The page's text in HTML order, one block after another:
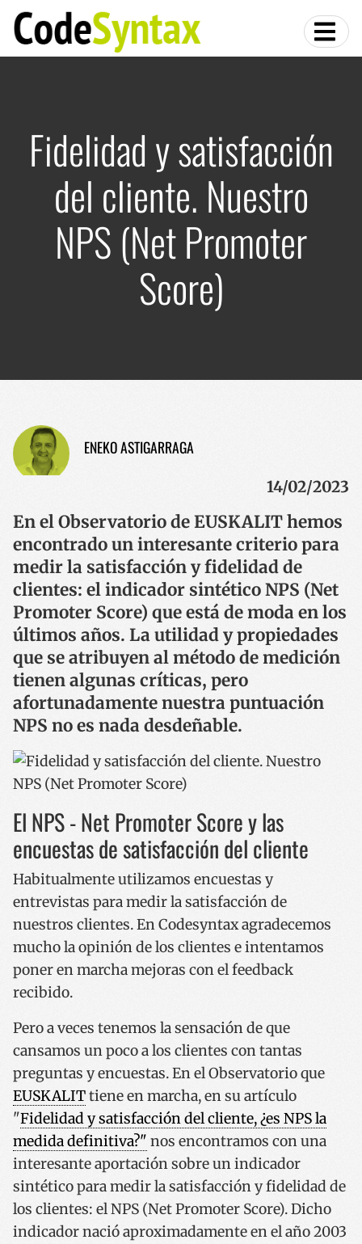
Fidelidad y satisfacción
del cliente. Nuestro
NPS (Net Promoter
Score)
ENEKO ASTIGARRAGA
14/02/2023
En el Observatorio de EUSKALIT hemos
encontrado un interesante criterio para
medir la satisfacción y fidelidad de
clientes: el indicador sintético NPS (Net
Promoter Score) que está de moda en los
últimos años. La utilidad y propiedades
que se atribuyen al método de medición
tienen algunas críticas, pero
afortunadamente nuestra puntuación
NPS no es nada desdeñable.
El NPS - Net Promoter Score y las
encuestas de satisfacción del cliente
Habitualmente utilizamos encuestas y
entrevistas para medir la satisfacción de
nuestros clientes. En Codesyntax agradecemos
mucho la opinión de los clientes e intentamos
poner en marcha mejoras con el feedback
recibido.
Pero a veces tenemos la sensación de que
cansamos un poco a los clientes con tantas
preguntas y encuestas. En el Observatorio que
EUSKALITtiene en marcha, en su artículo
"Fidelidad y satisfacción del cliente, ¿es NPS la
medida definitiva?" nos encontramos con una
interesante aportación sobre un indicador
sintético para medir la satisfacción y fidelidad de
los clientes: el NPS (Net Promoter Score). Dicho
indicador nació aproximadamente en el año 2003